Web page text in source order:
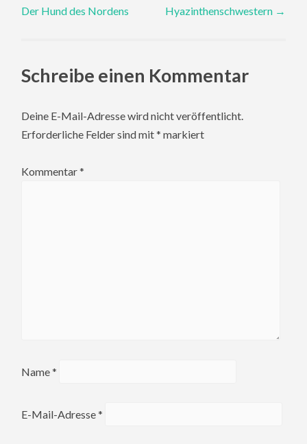
navigation
Der Hund des Nordens
Hyazinthenschwestern →
Schreibe einen Kommentar
Deine E-Mail-Adresse wird nicht veröffentlicht.
Erforderliche Felder sind mit* markiert
Kommentar*
Name*
E-Mail-Adresse*